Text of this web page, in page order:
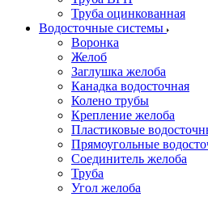
Труба оцинкованная
Водосточные системы
Воронка
Желоб
Заглушка желоба
Канадка водосточная
Колено трубы
Крепление желоба
Пластиковые
Прямоугольные
Соединитель желоба
Труба
Угол желоба